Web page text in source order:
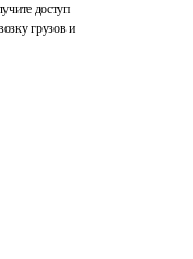
доступ
грузов и